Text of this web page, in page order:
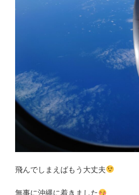
飛んでしまえばもう大丈夫
無事に沖縄に着きました